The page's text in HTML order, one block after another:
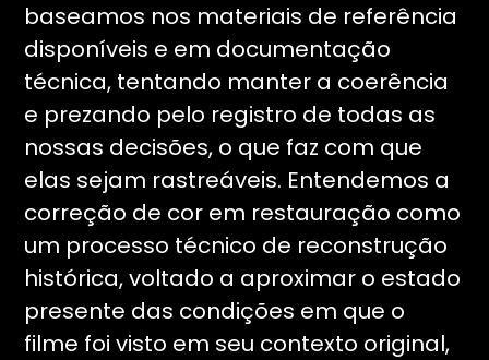
baseamos nos materiais de referência
disponíveis e em documentação
técnica, tentando manter a coerência
e prezando pelo registro de todas as
nossas decisões, o que faz com que
elas sejam rastreáveis. Entendemos a
correção de cor em restauração como
um processo técnico de reconstrução
histórica, voltado a aproximar o estado
presente das condições em que o
filme foi visto em seu contexto original,